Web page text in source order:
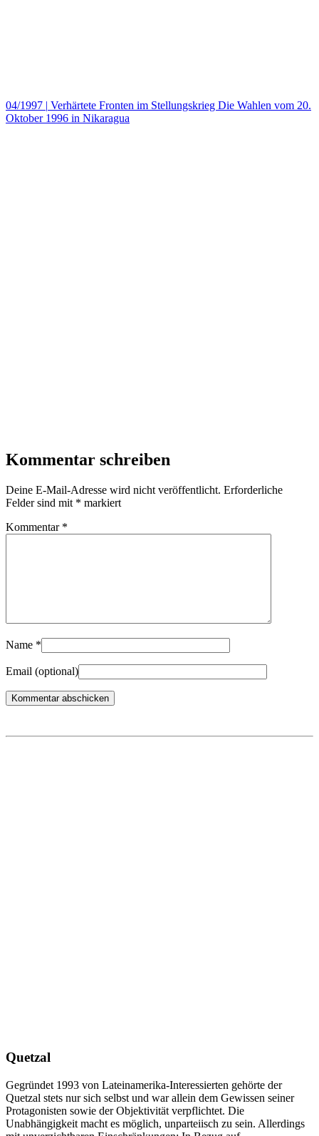
04/1997 | Verhärtete Fronten im Stellungskrieg Die Wahlen vom 20.
Oktober 1996 in Nikaragua
Kommentar schreiben
Deine E-Mail-Adresse wird nicht veröffentlicht. Erforderliche
Felder sind mit * markiert
Kommentar *
Name *
Email (optional)
Quetzal
Gegründet 1993 von Lateinamerika-Interessierten gehörte der
Quetzal stets nur sich selbst und war allein dem Gewissen seiner
Protagonisten sowie der Objektivität verpflichtet. Die
Unabhängigkeit macht es möglich, unparteiisch zu sein. Allerdings